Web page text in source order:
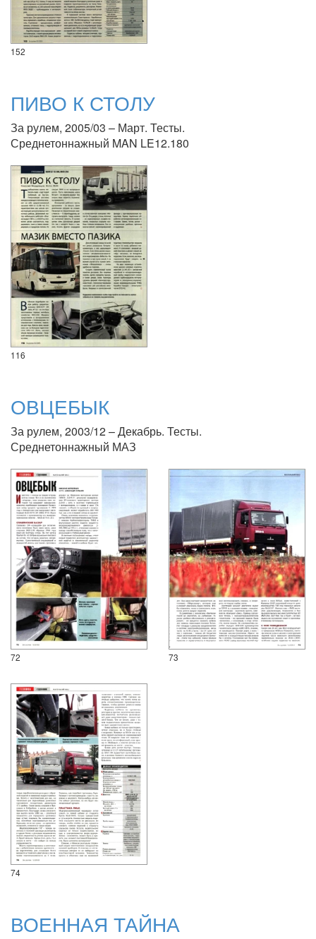
152
ПИВО К СТОЛУ
За рулем, 2005/03 – Март. Тесты.
Среднетоннажный MAN LE12.180
116
ОВЦЕБЫК
За рулем, 2003/12 – Декабрь. Тесты.
Среднетоннажный МАЗ
72 73
74
ВОЕННАЯ ТАЙНА